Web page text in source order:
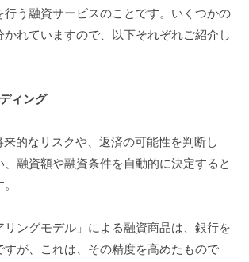
行う融資サービスのことです。いくつかの
かれていますので、以下それぞれご紹介し
ィング
的なリスクや、返済の可能性を判断し
融資額や融資条件を自動的に決定すると
リングモデル」による融資商品は、銀行を
すが、これは、その精度を高めたもので